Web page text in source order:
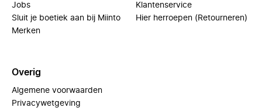
Jobs
Sluit je boetiek aan bij Miinto
Merken
Klantenservice
Hier herroepen (Retourneren)
Overig
Algemene voorwaarden
Privacywetgeving